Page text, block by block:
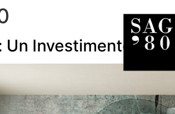
Un Investimento nel